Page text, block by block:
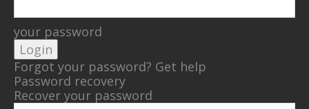
your password
Forgot your password? Get help
Password recovery
Recover your password